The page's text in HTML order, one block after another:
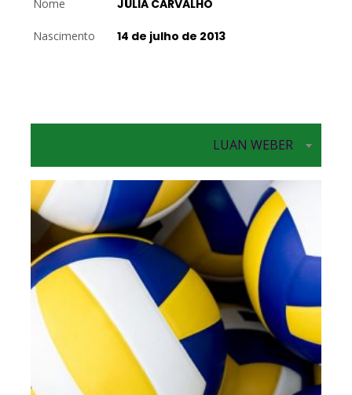
Nome JÚLIA CARVALHO
Nascimento 14 de julho de 2013
LUAN WEBER